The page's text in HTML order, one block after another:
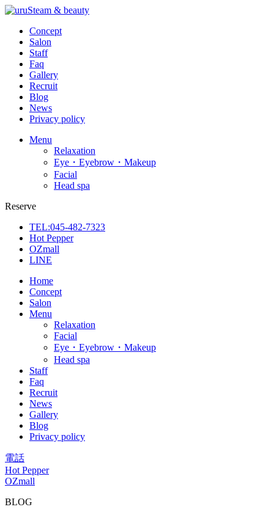
Concept
Salon
Staff
Faq
Gallery
Recruit
Blog
News
Privacy policy
Menu
Relaxation
Eye・Eyebrow・Makeup
Facial
Head spa
Reserve
TEL:045-482-7323
Hot Pepper
OZmall
LINE
Home
Concept
Salon
Menu
Relaxation
Facial
Eye・Eyebrow・Makeup
Head spa
Staff
Faq
Recruit
News
Gallery
Blog
Privacy policy
電話
Hot Pepper
OZmall
BLOG